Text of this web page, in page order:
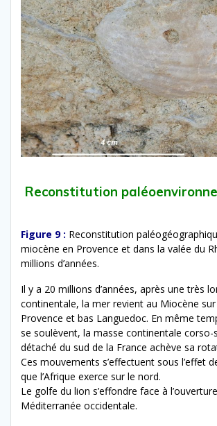
Reconstitution
Figure 9 : Reconstitution
miocène en Provence et dans la valée du
millions d’années.
Il y a 20 millions d’années, après une très
continentale, la mer revient au Miocène
Provence et bas Languedoc. En même
se soulèvent, la masse continentale corso-
détaché du sud de la France achève sa
Ces mouvements s’effectuent sous l’effet
que l’Afrique exerce sur le nord.
Le golfe du lion s’effondre face à
Méditerranée occidentale.